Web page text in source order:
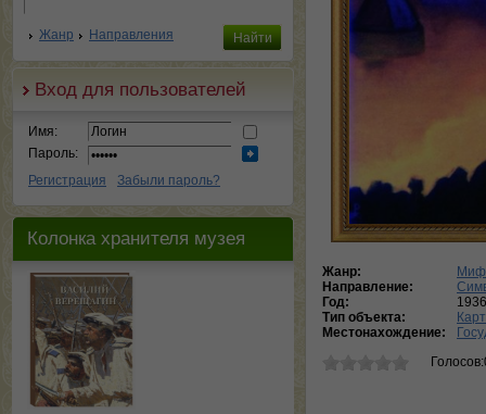
Жанр Направления
Вход для пользователей
Имя:
Пароль:
Регистрация
Забыли пароль?
Колонка хранителя музея
Жанр:
Направление:
Год:
1936
Тип объекта:
Местонахождение: